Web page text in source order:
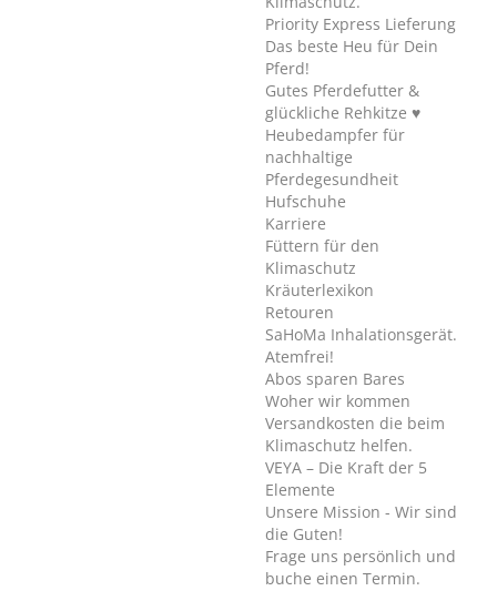
Priority Express Lieferung
Das beste Heu für Dein
Pferd!
Gutes Pferdefutter &
glückliche Rehkitze ♥
Heubedampfer für
nachhaltige
Pferdegesundheit
Hufschuhe
Karriere
Füttern für den
Klimaschutz
Kräuterlexikon
Retouren
SaHoMa Inhalationsgerät.
Atemfrei!
Abos sparen Bares
Woher wir kommen
Versandkosten die beim
Klimaschutz helfen.
VEYA – Die Kraft der 5
Elemente
Unsere Mission - Wir sind
die Guten!
Frage uns persönlich und
buche einen Termin.